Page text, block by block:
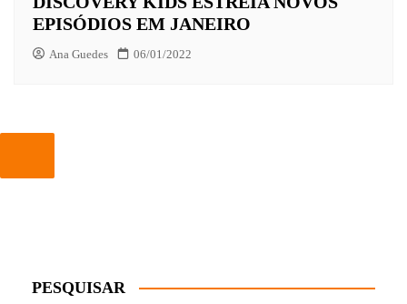
EPISÓDIOS EM JANEIRO
Ana Guedes 06/01/2022
PESQUISAR